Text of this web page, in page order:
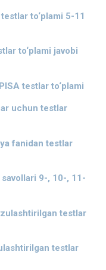
to‘plami 5-11
to‘plami javobi
testlar to‘plami
uchun testlar
fanidan testlar
9-, 10-, 11-
testlar
testlar